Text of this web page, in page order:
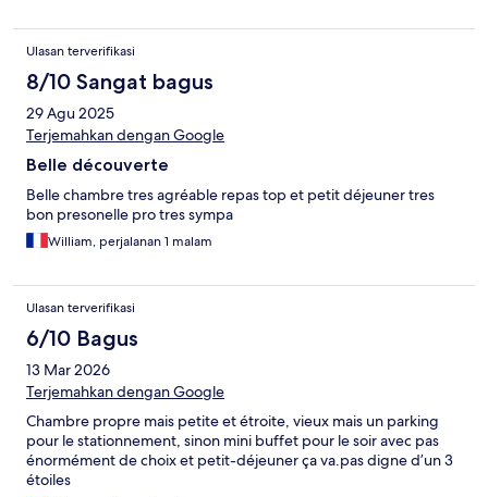
Ulasan terverifikasi
8/10 Sangat bagus
29 Agu 2025
Terjemahkan dengan Google
Belle découverte
Belle chambre tres agréable repas top et petit déjeuner tres
bon presonelle pro tres sympa
William, perjalanan 1 malam
Ulasan terverifikasi
6/10 Bagus
13 Mar 2026
Terjemahkan dengan Google
Chambre propre mais petite et étroite, vieux mais un parking
pour le stationnement, sinon mini buffet pour le soir avec pas
énormément de choix et petit-déjeuner ça va.pas digne d’un 3
étoiles